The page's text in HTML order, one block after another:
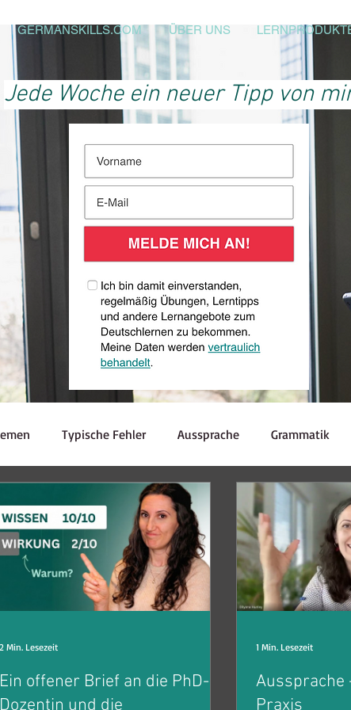
GERMANSKILLS.COM ÜBER UNS
Jede Woche ein neuer Tipp von
Typische Fehler Aussprache Grammatik
Schreiben Redewendungen
Lerninspiration Strategien Prüfungen Ressourcen
Ein offener Brief an die PhD-
2 Min. Lesezeit
Aussprache
1 Min. Lesezeit